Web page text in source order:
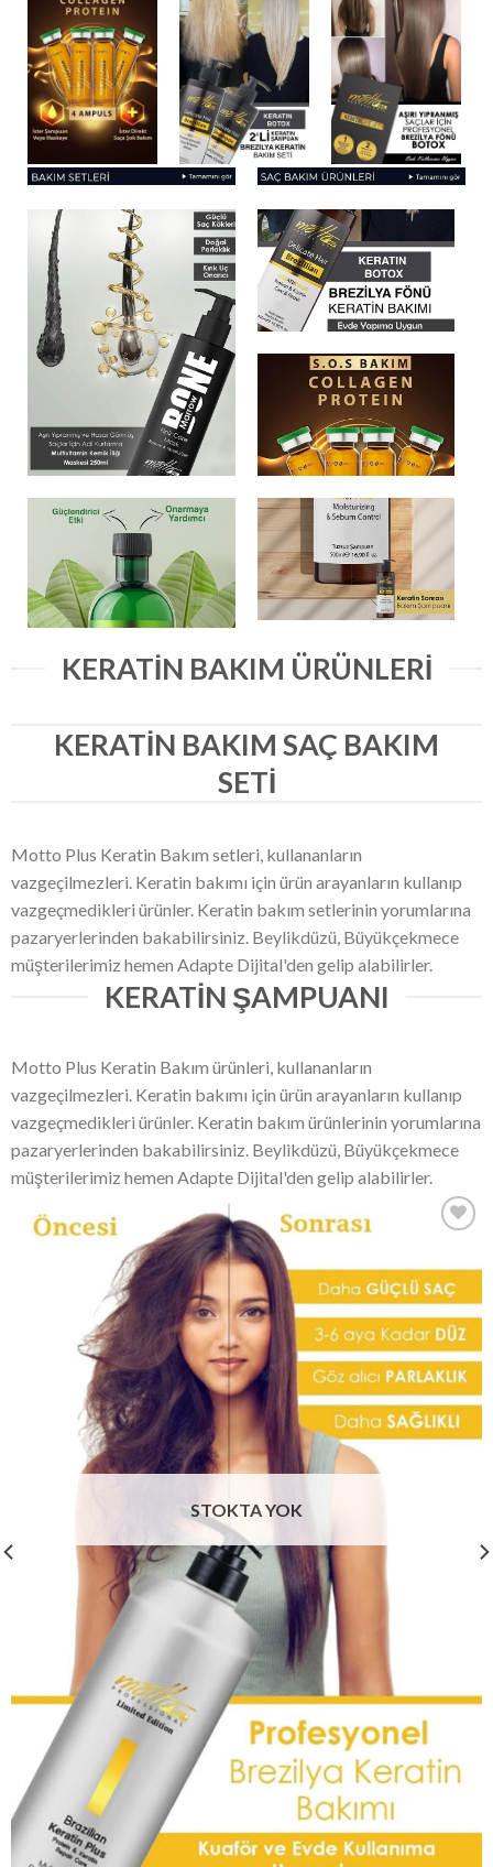
KERATIN BAKIM ÜRÜNLERI
KERATIN BAKIM SAÇ BAKIM
SETI
Motto Plus Keratin Bakım setleri, kullananların
vazgeçilmezleri. Keratin bakımı için ürün arayanların kullanıp
vazgeçmedikleri ürünler. Keratin bakım setlerinin yorumlarına
pazaryerlerinden bakabilirsiniz. Beylikdüzü, Büyükçekmece
müşterilerimiz hemen Adapte Dijital'den gelip alabilirler.
KERATIN ŞAMPUANI
Motto Plus Keratin Bakım ürünleri, kullananların
vazgeçilmezleri. Keratin bakımı için ürün arayanların kullanıp
vazgeçmedikleri ürünler. Keratin bakım ürünlerinin yorumlarına
pazaryerlerinden bakabilirsiniz. Beylikdüzü, Büyükçekmece
müşterilerimiz hemen Adapte Dijital'den gelip alabilirler.
wishlist
STOKTA YOK